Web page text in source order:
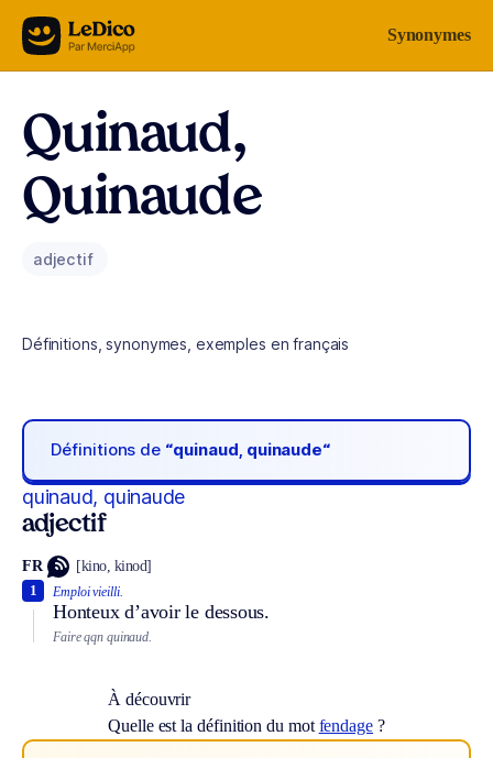
Aller au contenu Synonymes
Quinaud,
Quinaude
adjectif
Définitions, synonymes, exemples en français
Définitions de “quinaud, quinaude“
quinaud, quinaude
adjectif
FR [kino, kinod]
Emploi vieilli.
Honteux d’avoir le dessous.
1
Faire qqn quinaud.
À découvrir
Quelle est la définition du mot fendage ?